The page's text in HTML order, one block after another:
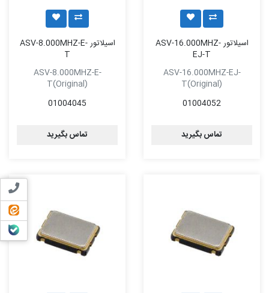
تماس
ایتا
بله
اسیلاتور ASV-16.000MHZ-
EJ-T
ASV-16.000MHZ-EJ-
T(Original)
01004052
تماس بگیرید
اسیلاتور ASV-8.000MHZ-E-
T
ASV-8.000MHZ-E-
T(Original)
01004045
تماس بگیرید